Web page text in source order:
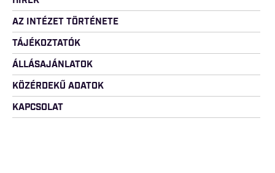
AZ INTÉZET TÖRTÉNETE
TÁJÉKOZTATÓK
ÁLLÁSAJÁNLATOK
KÖZÉRDEKŰ ADATOK
KAPCSOLAT